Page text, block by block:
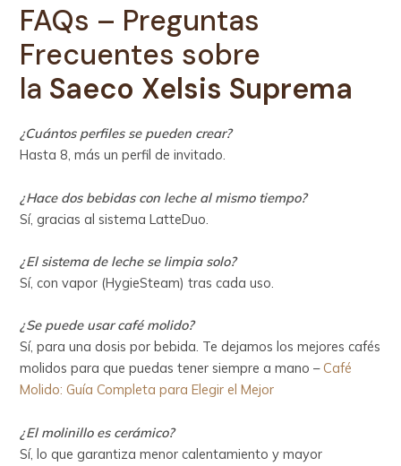
FAQs – Preguntas
Frecuentes sobre
la Saeco Xelsis Suprema
¿Cuántos perfiles se pueden crear?
Hasta 8, más un perfil de invitado.
¿Hace dos bebidas con leche al mismo tiempo?
Sí, gracias al sistema LatteDuo.
¿El sistema de leche se limpia solo?
Sí, con vapor (HygieSteam) tras cada uso.
¿Se puede usar café molido?
Sí, para una dosis por bebida. Te dejamos los mejores cafés
molidos para que puedas tener siempre a mano –Café
Molido: Guía Completa para Elegir el Mejor
¿El molinillo es cerámico?
Sí, lo que garantiza menor calentamiento y mayor